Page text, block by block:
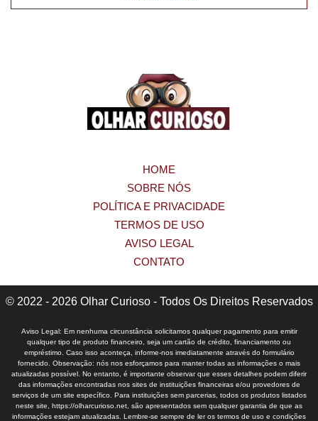
HOME
SOBRE NÓS
POLÍTICA E PRIVACIDADE
TERMOS DE USO
AVISO LEGAL
CONTATO
© 2022 - 2026 Olhar Curioso - Todos Os Direitos Reservados
Aviso Legal: Em nenhuma circunstância solicitamos qualquer pagamento para emitir
qualquer tipo de produto financeiro, seja um cartão de crédito, financiamento ou
empréstimo. Caso isso aconteça, informe-nos imediatamente através do formulário
fornecido. Observação: nós nos esforçamos para manter todas as informações o mais
atualizadas possível. No entanto, é importante observar que esses detalhes podem diferir
das informações encontradas nos sites de instituições financeiras e/ou provedores de
serviços de um site específico. Para instituições sem parcerias, todos os produtos listados
neste site, https://olharcurioso.net, são apresentados sem qualquer garantia de que as
informações estejam atualizadas. Lembre-se sempre de ler os termos de uso e condições